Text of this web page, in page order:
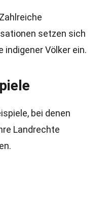
setzen sich
Völker ein.
bei denen
Landrechte